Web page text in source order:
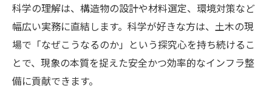
科学の理解は、構造物の設計や材料選定、環境対策など
幅広い実務に直結します。科学が好きな方は、土木の現
場で「なぜこうなるのか」という探究心を持ち続けるこ
とで、現象の本質を捉えた安全かつ効率的なインフラ整
備に貢献できます。